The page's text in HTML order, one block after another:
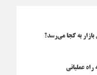
به کجا می‌رسد؟
عملیاتی